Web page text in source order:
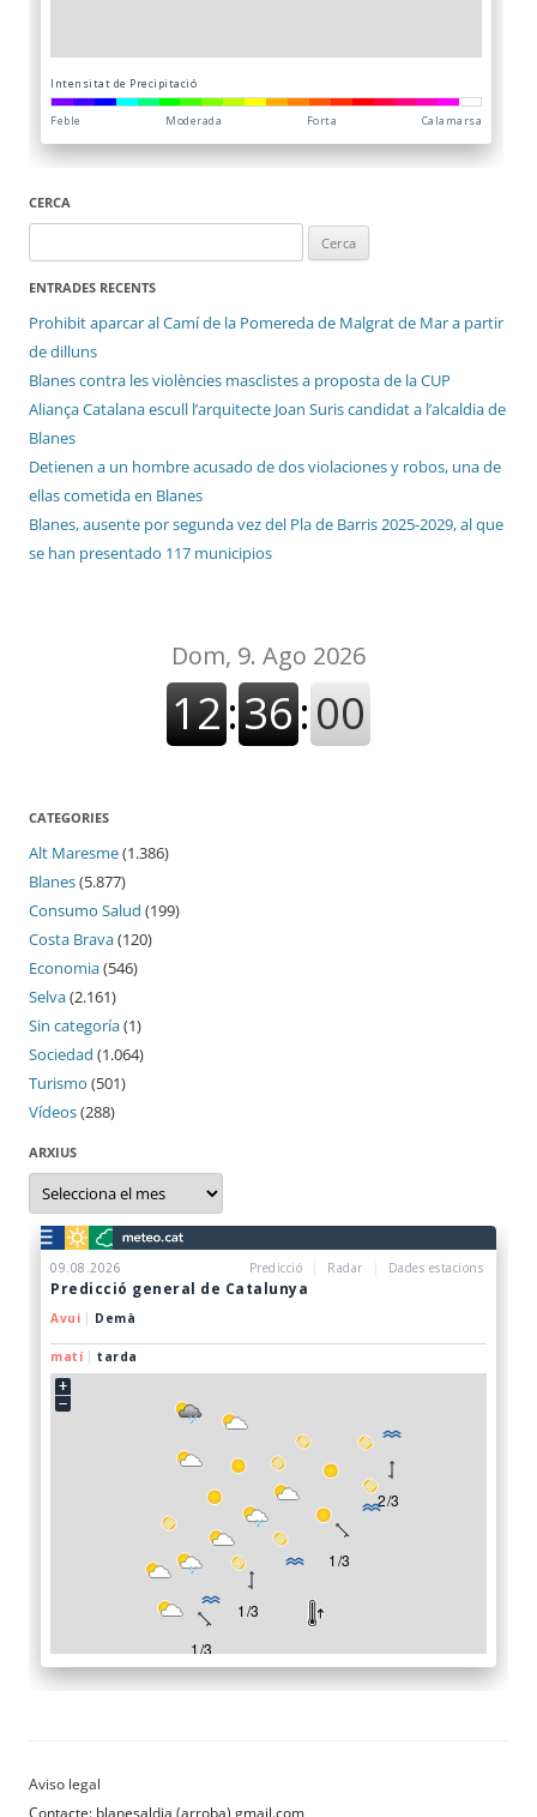
CERCA
ENTRADES RECENTS
Prohibit aparcar al Camí de la Pomereda de Malgrat de Mar a partir
de dilluns
Blanes contra les violències masclistes a proposta de la CUP
Aliança Catalana escull l’arquitecte Joan Suris candidat a l’alcaldia de
Blanes
Detienen a un hombre acusado de dos violaciones y robos, una de
ellas cometida en Blanes
Blanes, ausente por segunda vez del Pla de Barris 2025-2029, al que
se han presentado 117 municipios
CATEGORIES
Alt Maresme(1.386)
Blanes(5.877)
Consumo Salud (199)
Costa Brava(120)
Economia(546)
Selva(2.161)
Sin categoría(1)
Sociedad (1.064)
Turismo (501)
Vídeos(288)
ARXIUS
Arxius
Contacte: blanesaldia (arroba) gmail.com